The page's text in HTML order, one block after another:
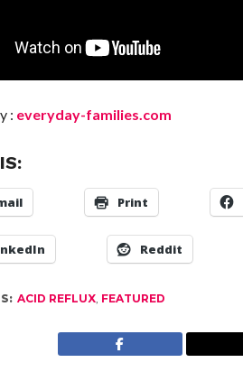
: everyday-families.com
Print
Reddit
ACID REFLUX, FEATURED